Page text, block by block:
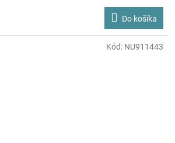
Do košíka
Kód: NU911443